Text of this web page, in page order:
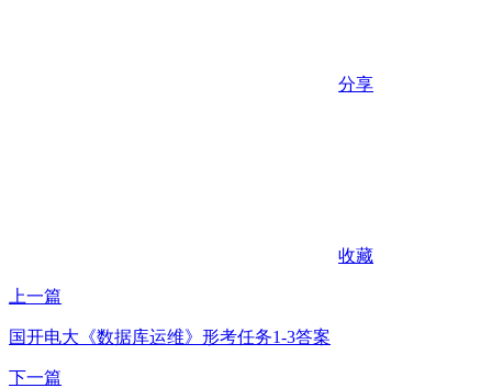
分享
收藏
上一篇
国开电大《数据库运维》形考任务1-3答案
下一篇